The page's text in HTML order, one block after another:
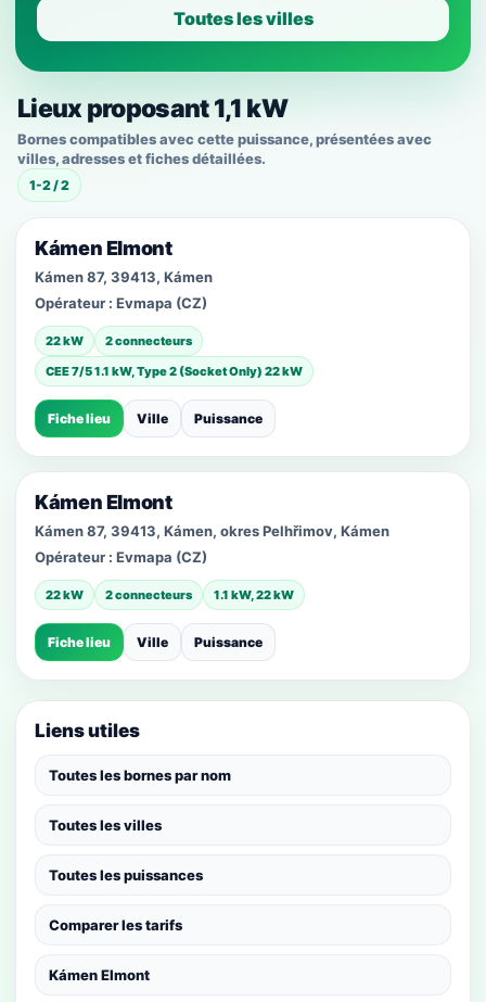
Toutes les villes
Lieux proposant 1,1 kW
Bornes compatibles avec cette puissance, présentées avec
villes, adresses et fiches détaillées.
1-2 / 2
Kámen Elmont
Kámen 87, 39413, Kámen
Opérateur : Evmapa (CZ)
22 kW
2 connecteurs
CEE 7/5 1.1 kW, Type 2 (Socket Only) 22 kW
Fiche lieu Ville Puissance
Kámen Elmont
Kámen 87, 39413, Kámen, okres Pelhřimov, Kámen
Opérateur : Evmapa (CZ)
22 kW 2 connecteurs 1.1 kW, 22 kW
Fiche lieu Ville Puissance
Liens utiles
Toutes les bornes par nom
Toutes les villes
Toutes les puissances
Comparer les tarifs
Kámen Elmont